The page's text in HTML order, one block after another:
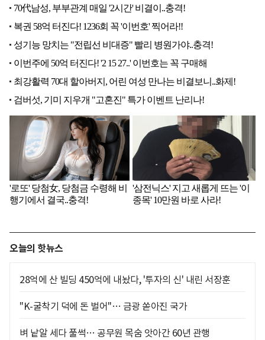
오늘의 핫뉴스
28억에 산 빌딩 450억에 내놨다, '투자의 신' 내린 서장훈
"K-굴착기 덕에 돈 벌어"… 금광 쏟아진 국가
벼 낱알 세다 풀썩… 공무원 목숨 앗아간 60년 관행